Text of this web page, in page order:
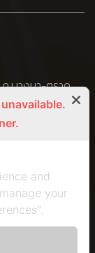
.บางนา-ตราด
ลี จ.สมุทปราการ
and
your